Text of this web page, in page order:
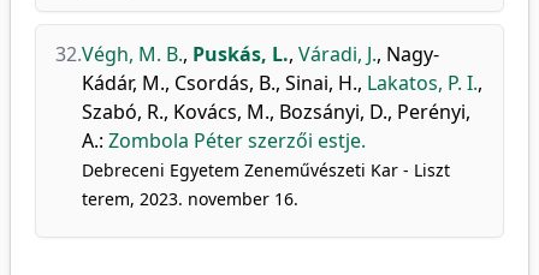
32.Végh, M. B., Puskás, L., Váradi, J., Nagy-
Kádár, M., Csordás, B., Sinai, H., Lakatos, P. I.,
Szabó, R., Kovács, M., Bozsányi, D., Perényi,
A.: Zombola Péter szerzői estje.
Debreceni Egyetem Zeneművészeti Kar - Liszt
terem, 2023. november 16.